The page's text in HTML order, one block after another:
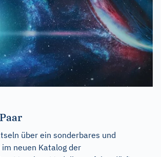
über ein sonderbares und
neuen Katalog der